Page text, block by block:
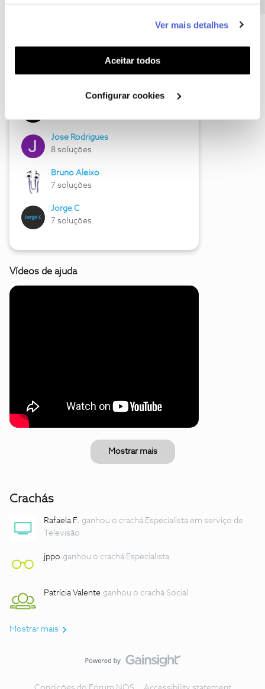
funcionalidades (cookies de personalização e
funcionalidade) e adaptar anúncios aos seus interesses
(cookies de publicidade personalizada). Pode gerir a
utilização dos cookies clicando em "Configurar
Ver mais detalhes
Aceitar todos
Configurar cookies
Hall of Fame de junho
Jose Rodrigues
8 soluções
Bruno Aleixo
7 soluções
Jorge C
7 soluções
Vídeos de ajuda
Mostrar mais
Crachás
Rafaela F. ganhou o crachá Especialista em serviço de
Televisão
jppo ganhou o crachá Especialista
Patrícia Valente ganhou o crachá Social
Mostrar mais